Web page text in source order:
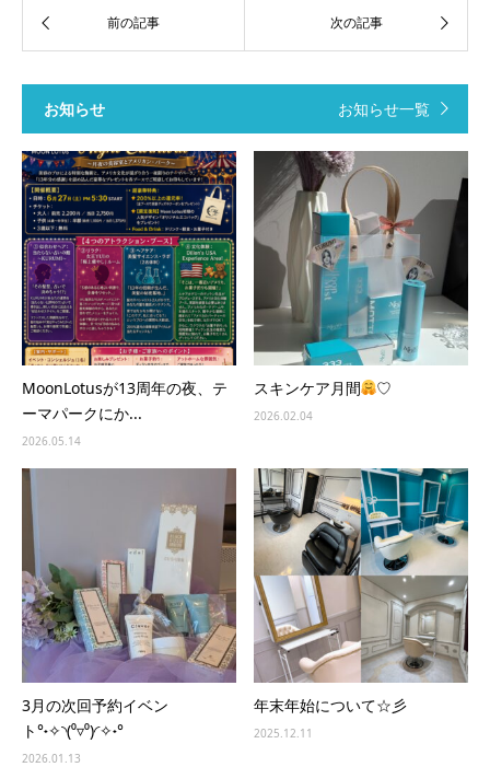
お知らせ お知らせ一覧
MoonLotusが13周年の夜、テ
ーマパークにか...
2026.05.14
スキンケア月間 ♡
2026.02.04
3月の次回予約イベン
ト°˖✧◝(⁰▿⁰)◜✧˖°
2026.01.13
年末年始について☆彡
2025.12.11